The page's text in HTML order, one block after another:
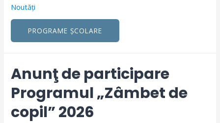
Noutăți
PROGRAME ȘCOLARE
Anunţ de participare
Programul „Zâmbet de
copil” 2026